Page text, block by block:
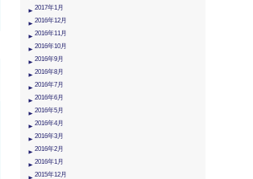
2017年1月
2016年12月
2016年11月
2016年10月
2016年9月
2016年8月
2016年7月
2016年6月
2016年5月
2016年4月
2016年3月
2016年2月
2016年1月
2015年12月